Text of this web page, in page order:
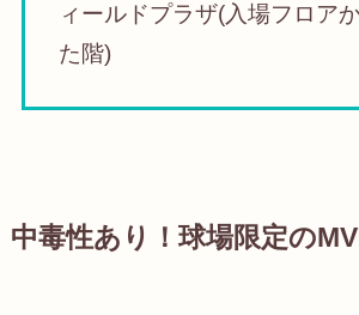
ィールドプラザ(入場フロア
た階)
中毒性あり！球場限定の